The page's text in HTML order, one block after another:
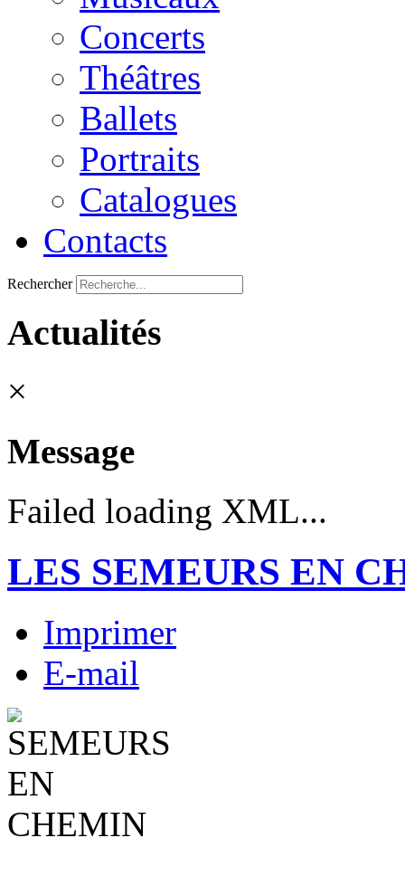
Concerts
Théâtres
Ballets
Portraits
Catalogues
Contacts
Rechercher
Actualités
×
Message
Failed loading XML...
LES SEMEURS EN
Imprimer
E-mail